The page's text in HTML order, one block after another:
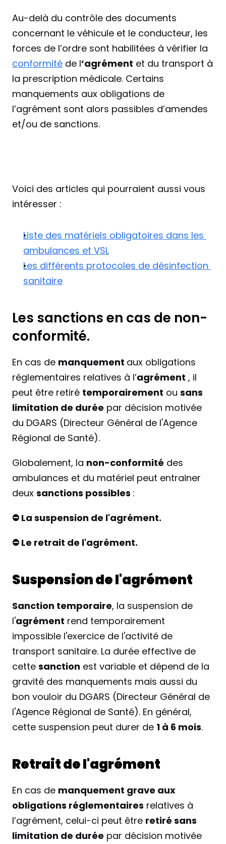
Au-delà du contrôle des documents
concernant le véhicule et le conducteur, les
conformité de l’agrément et du transport à
la prescription médicale. Certains
manquements aux obligations de
l’agrément sont alors passibles d’amendes
et/ou de sanctions.
Voici des articles qui pourraient aussi vous
intéresser :
Liste des matériels obligatoires dans les
ambulances et VSL
Les différents protocoles de désinfection
sanitaire
Les sanctions en cas de non-
conformité.
En cas de manquement aux obligations
réglementaires relatives à l’agrément , il
peut être retiré temporairement ou sans
limitation de durée par décision motivée
du DGARS (Directeur Général de l'Agence
Régional de Santé).
Globalement, la non-conformité des
ambulances et du matériel peut entrainer
deux sanctions possibles :
⛔️ La suspension de l'agrément.
⛔️ Le retrait de l'agrément.
Suspension de l'agrément
Sanction temporaire, la suspension de
l'agrément rend temporairement
impossible l'exercice de l'activité de
transport sanitaire. La durée effective de
cette sanction est variable et dépend de la
gravité des manquements mais aussi du
bon vouloir du DGARS (Directeur Général de
l'Agence Régional de Santé). En général,
cette suspension peut durer de 1 à 6 mois.
Retrait de l'agrément
En cas de manquement grave aux
obligations réglementaires relatives à
l’agrément, celui-ci peut être retiré sans
limitation de durée par décision motivée